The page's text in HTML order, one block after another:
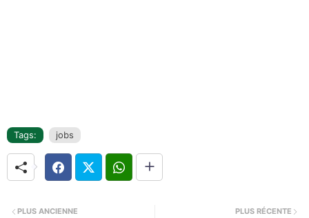
Tags: jobs
PLUS RÉCENTE
PLUS ANCIENNE